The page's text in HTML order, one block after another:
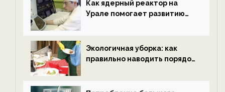
Как ядерный реактор на
Урале помогает развитию
ECOportal
Экологичная уборка: как
правильно наводить порядок